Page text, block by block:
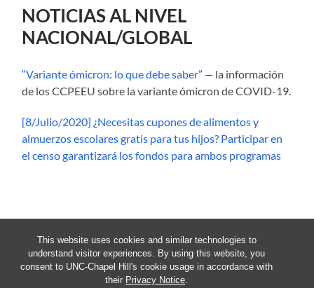
This website uses cookies and similar technologies to
understand visitor experiences. By using this website, you
consent to UNC-Chapel Hill's cookie usage in accordance with
their Privacy Notice.
NOTICIAS AL NIVEL
NACIONAL/GLOBAL
“Variante ómicron: lo que debe saber” — la información
de los CCPEEU sobre la variante ómicron de COVID-19.
[8/Julio/2020] ¿Necesitas cupones de alimentos y
almuerzos escolares gratis para tus hijos? Participar en
el censo garantizará los fondos para ambos programas